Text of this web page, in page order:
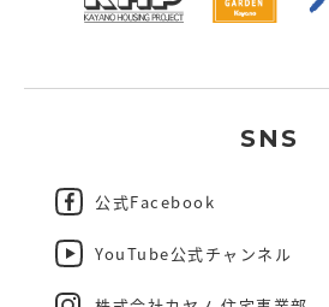
SNS
公式Facebook
YouTube公式チャンネル